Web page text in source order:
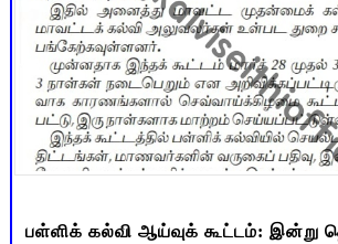
பள்ளிக் கல்வி ஆய்வுக் கூட்டம்: இன்று